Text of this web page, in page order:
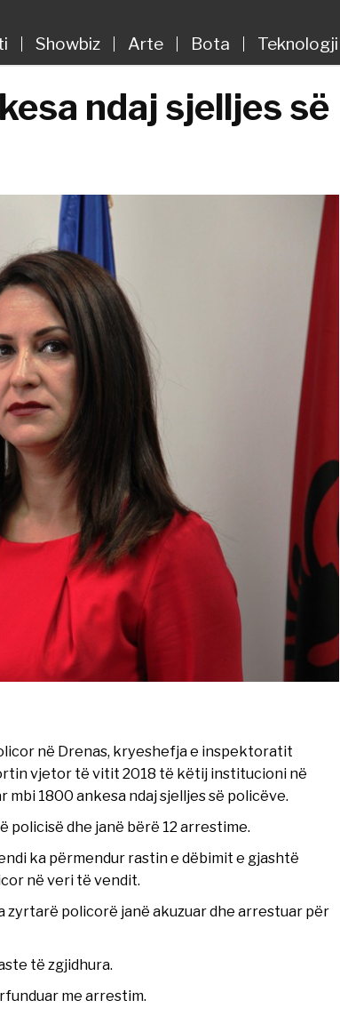
Showbiz Arte Bota Teknologji
ndaj sjelljes së
në Drenas, kryeshefja e inspektoratit
vjetor të vitit 2018 të këtij institucioni në
1800 ankesa ndaj sjelljes së policëve.
policisë dhe janë bërë 12 arrestime.
ka përmendur rastin e dëbimit e gjashtë
në veri të vendit.
zyrtarë policorë janë akuzuar dhe arrestuar për
të zgjidhura.
me arrestim.